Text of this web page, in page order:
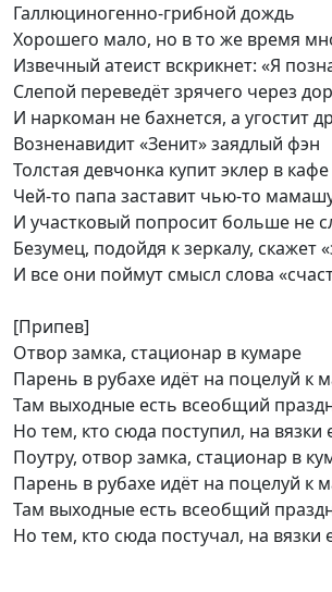
Галлюциногенно-грибной дождь
Хорошего мало, но в то же время
Извечный атеист вскрикнет: «Я
Слепой переведёт зрячего через
И наркоман не бахнется, а угостит
Возненавидит «Зенит» заядлый фэн
Толстая девчонка купит эклер в кафе
Чей-то папа заставит чью-то
И участковый попросит больше не
Безумец, подойдя к зеркалу, скажет
И все они поймут смысл слова
[Припев]
Отвор замка, стационар в кумаре
Парень в рубахе идёт на поцелуй к
Там выходные есть всеобщий
Но тем, кто сюда поступил, на вязки
Поутру, отвор замка, стационар в
Парень в рубахе идёт на поцелуй к
Там выходные есть всеобщий
Но тем, кто сюда постучал, на вязки